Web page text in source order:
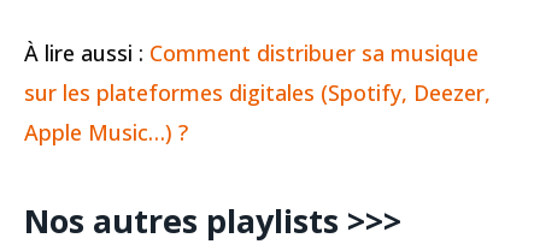
À lire aussi : Comment distribuer sa musique
sur les plateformes digitales (Spotify, Deezer,
Apple Music…) ?
Nos autres playlists >>>